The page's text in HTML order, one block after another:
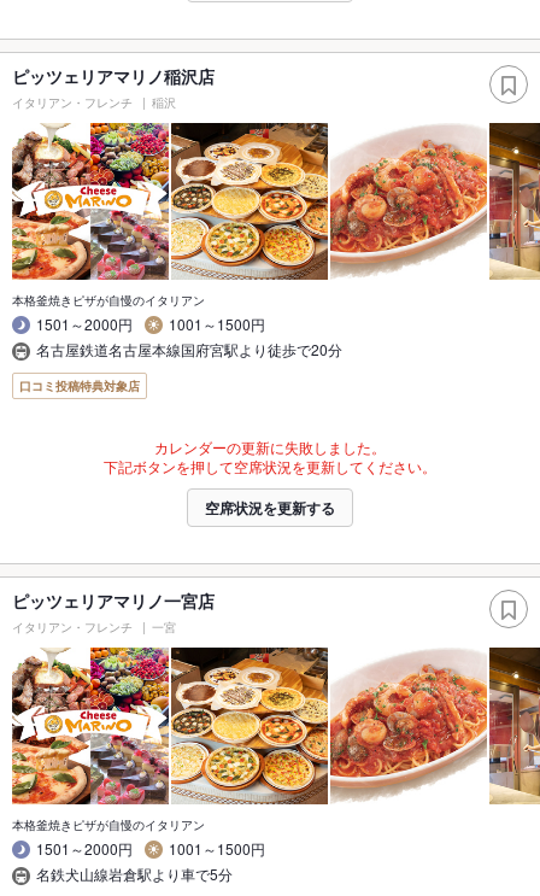
ピッツェリアマリノ稲沢店
イタリアン・フレンチ 稲沢
本格釜焼きピザが自慢のイタリアン
1501～2000円
1001～1500円
名古屋鉄道名古屋本線国府宮駅より徒歩で20分
口コミ投稿特典対象店
カレンダーの更新に失敗しました。
下記ボタンを押して空席状況を更新してください。
空席状況を更新する
ピッツェリアマリノ一宮店
イタリアン・フレンチ 一宮
本格釜焼きピザが自慢のイタリアン
1501～2000円
1001～1500円
名鉄犬山線岩倉駅より車で5分